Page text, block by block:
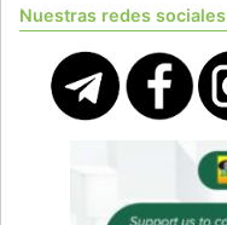
Nuestras redes sociales